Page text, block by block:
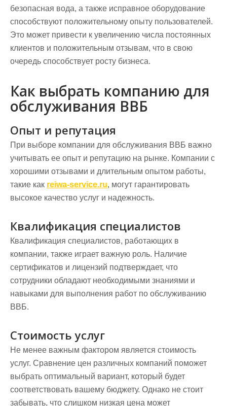
безопасная вода, а также исправное оборудование
способствуют положительному опыту пользователей.
Это может привести к увеличению числа постоянных
клиентов и положительным отзывам, что в свою
очередь способствует росту бизнеса.
Как выбрать компанию для
обслуживания ВВБ
Опыт и репутация
При выборе компании для обслуживания ВВБ важно
учитывать ее опыт и репутацию на рынке. Компании с
хорошими отзывами и длительным опытом работы,
такие как reiwa-service.ru, могут гарантировать
высокое качество услуг и надежность.
Квалификация специалистов
Квалификация специалистов, работающих в
компании, также играет важную роль. Наличие
сертификатов и лицензий подтверждает, что
сотрудники обладают необходимыми знаниями и
навыками для выполнения работ по обслуживанию
ВВБ.
Стоимость услуг
Не менее важным фактором является стоимость
услуг. Сравнение цен различных компаний поможет
выбрать оптимальный вариант, который будет
соответствовать вашему бюджету. Однако не стоит
забывать, что слишком низкая цена может